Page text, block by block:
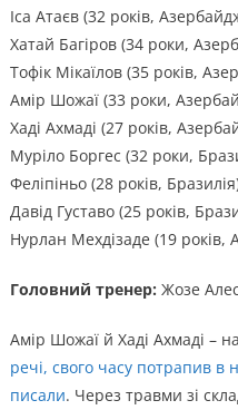
Іса Атаєв (32 років,
Хатай Багіров (34 роки,
Тофік Мікаїлов (35 років,
Амір Шожаї (33 роки,
Хаді Ахмаді (27 років,
Муріло Боргес (32 роки,
Феліпіньо (28 років,
Давід Густаво (25 років,
Нурлан Мехдізаде (19 років,
Головний тренер: Жозе
Амір Шожаї й Хаді Ахмаді –
речі, свого часу потрапив
писали. Через травми зі